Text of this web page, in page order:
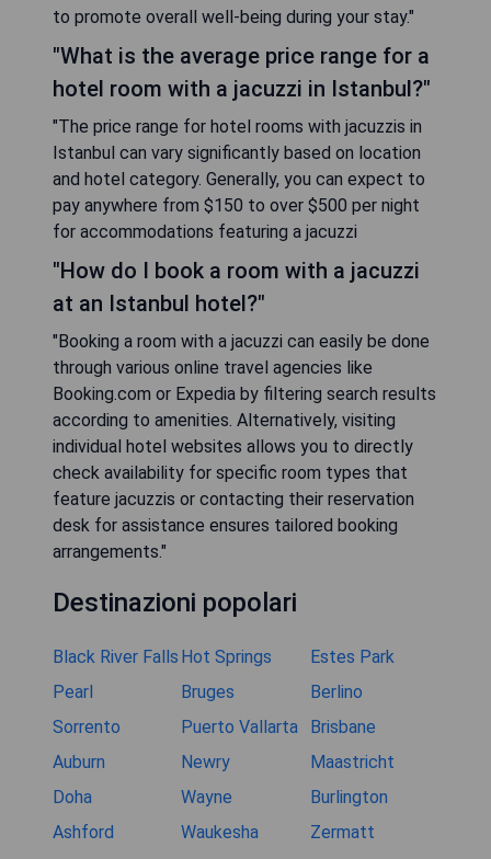
to promote overall well-being during your stay."
"What is the average price range for a
hotel room with a jacuzzi in Istanbul?"
"The price range for hotel rooms with jacuzzis in
Istanbul can vary significantly based on location
and hotel category. Generally, you can expect to
pay anywhere from $150 to over $500 per night
for accommodations featuring a jacuzzi
"How do I book a room with a jacuzzi
at an Istanbul hotel?"
"Booking a room with a jacuzzi can easily be done
through various online travel agencies like
Booking.com or Expedia by filtering search results
according to amenities. Alternatively, visiting
individual hotel websites allows you to directly
check availability for specific room types that
feature jacuzzis or contacting their reservation
desk for assistance ensures tailored booking
arrangements."
Destinazioni popolari
Black River Falls Hot Springs
Estes Park
Pearl
Bruges
Berlino
Sorrento
Puerto Vallarta
Brisbane
Auburn
Newry
Maastricht
Doha
Wayne
Burlington
Ashford
Waukesha
Zermatt